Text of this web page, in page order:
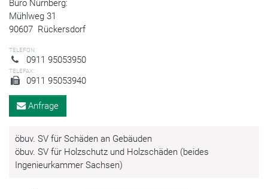
Büro Nürnberg:
Mühlweg 31
90607 Rückersdorf
TELEFON:
0911 95053950
TELEFAX:
0911 95053940
Anfrage
öbuv. SV für Schäden an Gebäuden
öbuv. SV für Holzschutz und Holzschäden (beides
Ingenieurkammer Sachsen)